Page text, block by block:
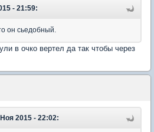
- 21:59:
он сьедобный.
в очко вертел да так чтобы через
2015 - 22:02: